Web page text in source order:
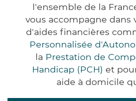
l'ensemble de la
vous accompagne dans
d'aides financières
Personnalisée
la Prestation de
Handicap (PCH) et
aide à domicile